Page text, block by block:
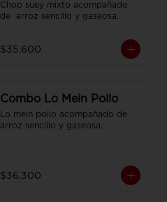
Chop suey mixto acompañado
de  arroz sencillo y gaseosa.
$35.600
Combo Lo Mein Pollo
Lo mein pollo acompañado de
arroz sencillo y gaseosa.
$36.300